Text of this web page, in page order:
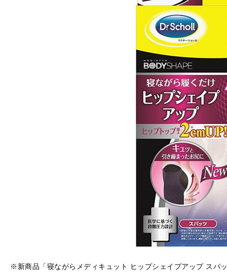
※新商品「寝ながらメディキュット ヒップシェイプアップ スパ